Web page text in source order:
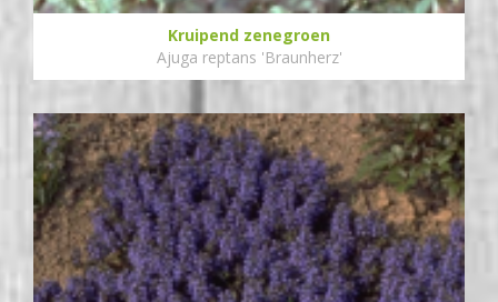
Kruipend zenegroen
Ajuga reptans 'Braunherz'